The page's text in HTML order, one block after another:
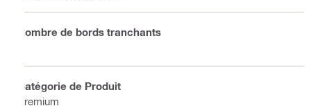
Nombre de bords tranchants
Catégorie de Produit
Premium